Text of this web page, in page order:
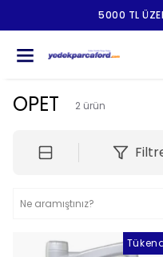
5000 TL
OPET 2 ürün